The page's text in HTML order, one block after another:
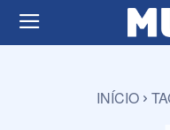
INÍCIO